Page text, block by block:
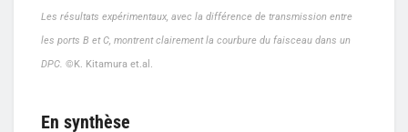
Les résultats expérimentaux, avec la différence de transmission entre
les ports B et C, montrent clairement la courbure du faisceau dans un
DPC. ©K. Kitamura et.al.
En synthèse